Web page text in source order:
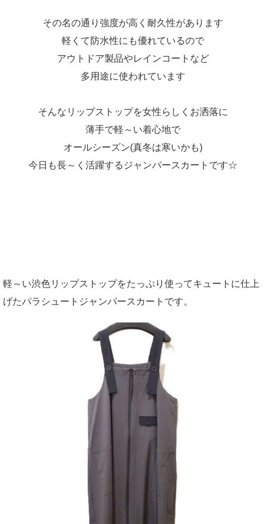
その名の通り強度が高く耐久性があります
軽くて防水性にも優れているので
アウトドア製品やレインコートなど
多用途に使われています
そんなリップストップを女性らしくお洒落に
薄手で軽～い着心地で
オールシーズン(真冬は寒いかも)
今日も長～く活躍するジャンパースカートです☆
軽～い渋色リップストップをたっぷり使ってキュートに仕上
げたパラシュートジャンパースカートです。